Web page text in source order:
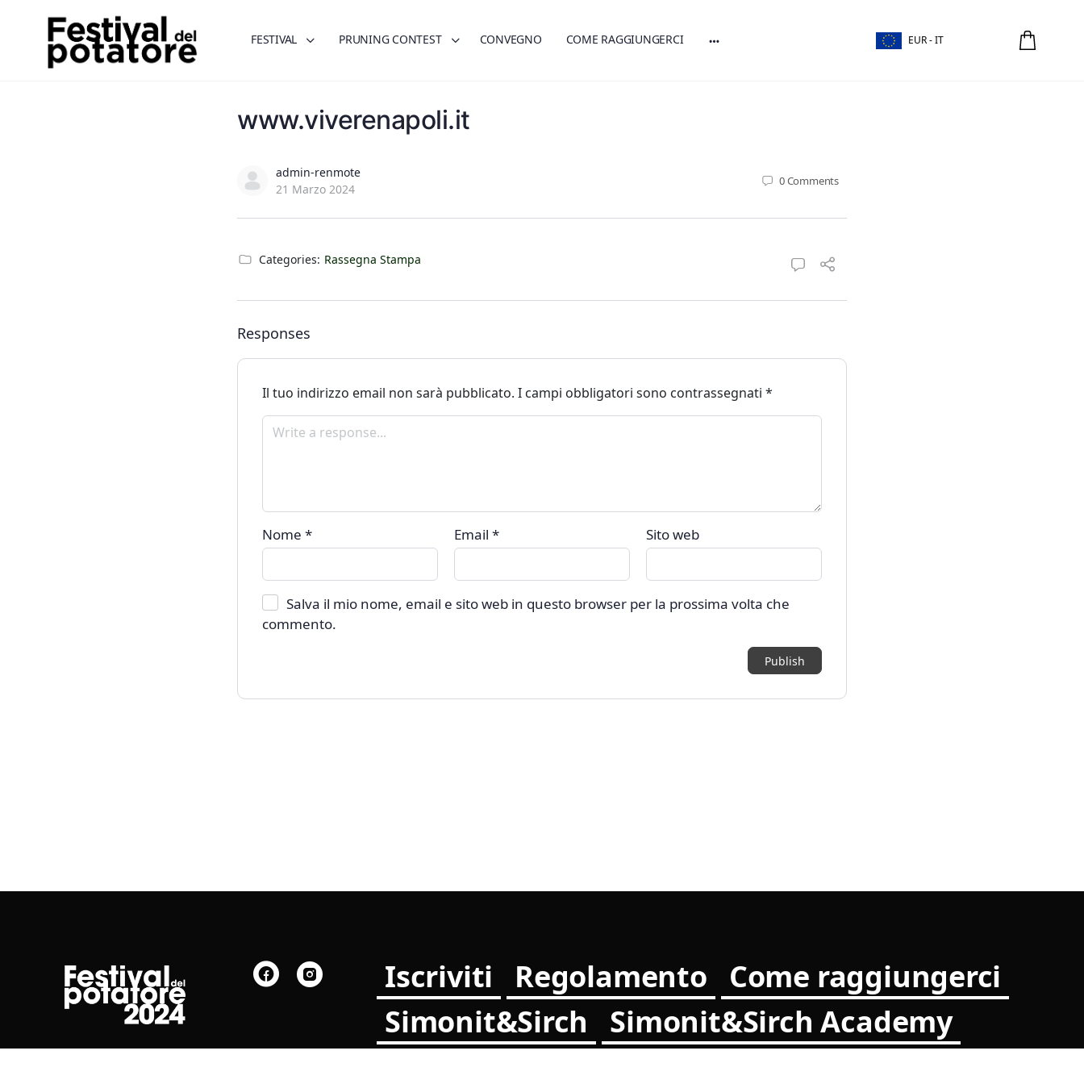
FESTIVAL PRUNING CONTEST CONVEGNO COME RAGGIUNGERCI EUR - IT
www.viverenapoli.it
admin-renmote
21 Marzo 2024
0Comments
Categories: Rassegna Stampa
Responses
Il tuo indirizzo email non sarà pubblicato. I campi obbligatori sono contrassegnati *
Nome * Email * Sito web
Salva il mio nome, email e sito web in questo browser per la prossima volta che
commento.
Iscriviti Regolamento
Come raggiungerci
Simonit&Sirch
Simonit&Sirch Academy